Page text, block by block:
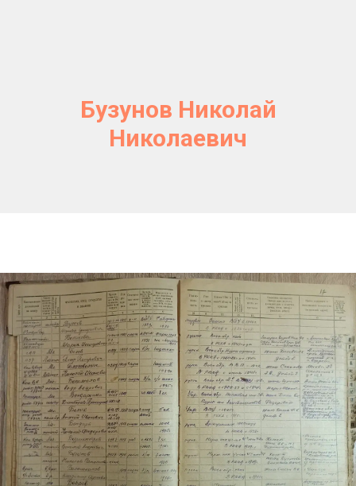
Бузунов Николай
Николаевич